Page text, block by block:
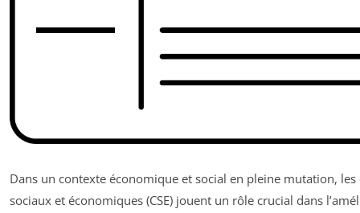
Dans un contexte économique et social en pleine mutation, les
sociaux et économiques (CSE) jouent un rôle crucial dans